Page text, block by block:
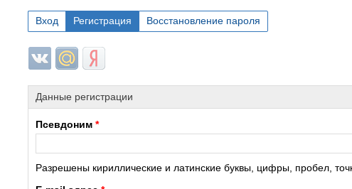
Вход Регистрация Восстановление пароля
Login with ВКонтакте
Login with Mail.ru
Login with Яндекс
Данные регистрации
Псевдоним *
Разрешены кириллические и латинские буквы, цифры, пробел,